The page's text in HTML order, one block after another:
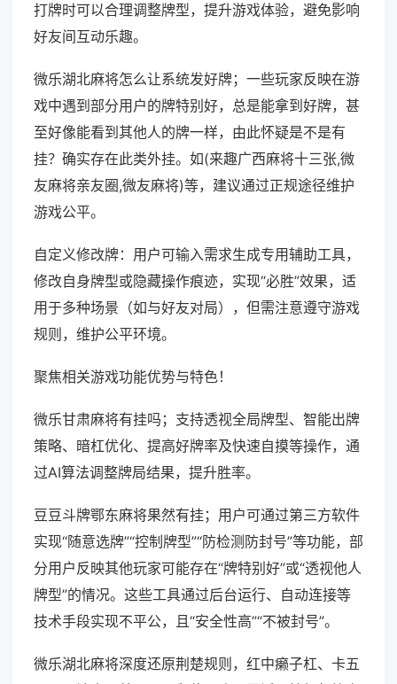
打牌时可以合理调整牌型，提升游戏体验，避免影响
好友间互动乐趣。
微乐湖北麻将怎么让系统发好牌；一些玩家反映在游
戏中遇到部分用户的牌特别好，总是能拿到好牌，甚
至好像能看到其他人的牌一样，由此怀疑是不是有
挂？确实存在此类外挂。如(来趣广西麻将十三张,微
友麻将亲友圈,微友麻将)等，建议通过正规途径维护
游戏公平。
自定义修改牌：用户可输入需求生成专用辅助工具，
修改自身牌型或隐藏操作痕迹，实现“必胜”效果，适
用于多种场景（如与好友对局），但需注意遵守游戏
规则，维护公平环境。
聚焦相关游戏功能优势与特色！
微乐甘肃麻将有挂吗；支持透视全局牌型、智能出牌
策略、暗杠优化、提高好牌率及快速自摸等操作，通
过AI算法调整牌局结果，提升胜率。
豆豆斗牌鄂东麻将果然有挂；用户可通过第三方软件
实现“随意选牌”“控制牌型”“防检测防封号”等功能，部
分用户反映其他玩家可能存在“牌特别好”或“透视他人
牌型”的情况。这些工具通过后台运行、自动连接等
技术手段实现不平公，且“安全性高”“不被封号”。
微乐湖北麻将深度还原荆楚规则，红中癞子杠、卡五